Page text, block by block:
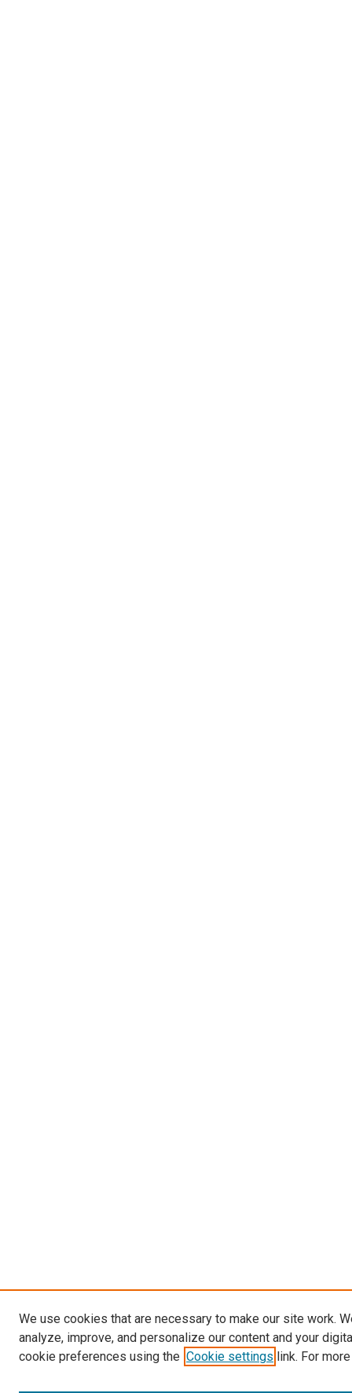
We use cookies that are necessary to make our site work.
analyze, improve, and personalize our content and your
cookie preferences using the Cookie settings link. For